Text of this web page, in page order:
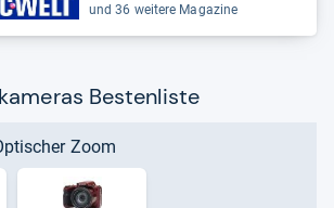
den
und 36 weitere Magazine
Bestenliste
Zoom